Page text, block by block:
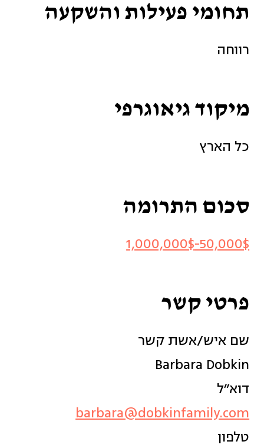
תחומי פעילות והשקעה
רווחה
מיקוד גיאוגרפי
כל הארץ
סכום התרומה
50,000$-1,000,000$
פרטי קשר
שם איש/אשת קשר
Barbara Dobkin
דוא״ל
barbara@dobkinfamily.com
טלפון